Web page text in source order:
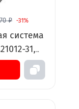
₽ -31%
система
31,